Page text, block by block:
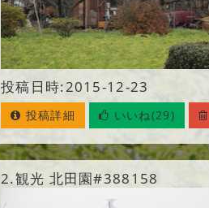
投稿日時:2015-12-23
投稿詳細 いいね(29)
2.観光 北田園#388158